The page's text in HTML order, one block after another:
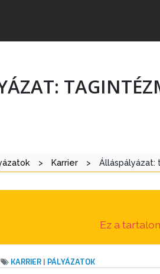
> Karrier > Álláspályázat:
Ez a
KARRIER | PÁLYÁZATOK